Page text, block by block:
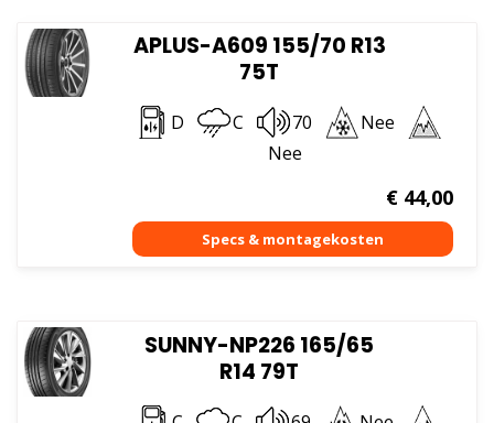
APLUS-A609 155/70 R13
75T
D C 70
Nee
Nee
€44,00
SUNNY-NP226 165/65
R14 79T